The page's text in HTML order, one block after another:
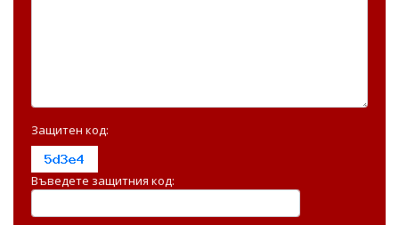
Защитен код:
Въведете защитния код: